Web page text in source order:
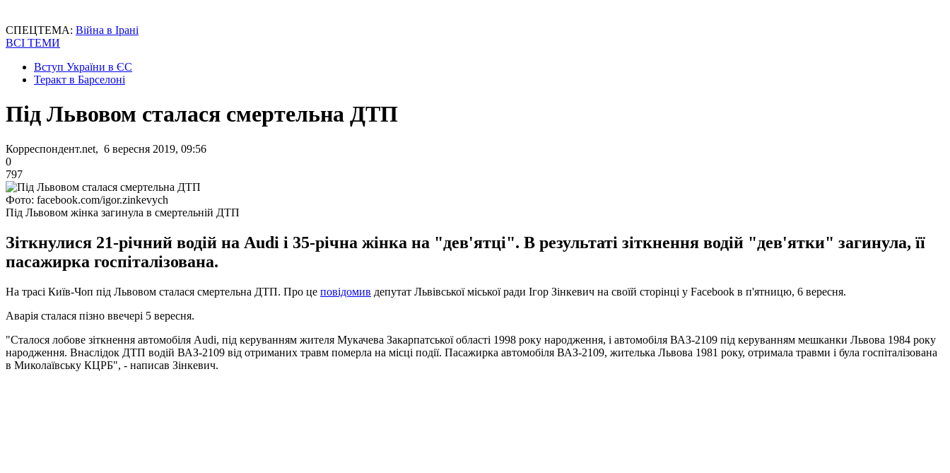
СПЕЦТЕМА: Війна в Ірані
ВСІ ТЕМИ
Вступ України в ЄС
Теракт в Барселоні
Під Львовом сталася смертельна ДТП
Корреспондент.net, 6 вересня 2019, 09:56
0
797
Фото: facebook.com/igor.zinkevych
Під Львовом жінка загинула в смертельній ДТП
Зіткнулися 21-річний водій на Audi і 35-річна жінка на "дев'ятці". В результаті зіткнення водій "дев'ятки" загинула, її
пасажирка госпіталізована.
На трасі Київ-Чоп під Львовом сталася смертельна ДТП. Про це повідомив депутат Львівської міської ради Ігор Зінкевич на своїй сторінці у Facebook в п'ятницю, 6 вересня.
Аварія сталася пізно ввечері 5 вересня.
"Сталося лобове зіткнення автомобіля Audi, під керуванням жителя Мукачева Закарпатської області 1998 року народження, і автомобіля ВАЗ-2109 під керуванням мешканки Львова 1984 року
народження. Внаслідок ДТП водій ВАЗ-2109 від отриманих травм померла на місці події. Пасажирка автомобіля ВАЗ-2109, жителька Львова 1981 року, отримала травми і була госпіталізована
в Миколаївську КЦРБ", - написав Зінкевич.